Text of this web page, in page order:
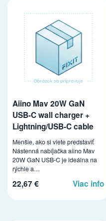
Aiino Mav 20W GaN
USB-C wall charger +
Lightning/USB-C cable
Menšie, ako si viete predstaviť
Nástenná nabíjačka aiino Mav
20W GaN USB-C je ideálna na
rýchle a…
22,67 € Viac info